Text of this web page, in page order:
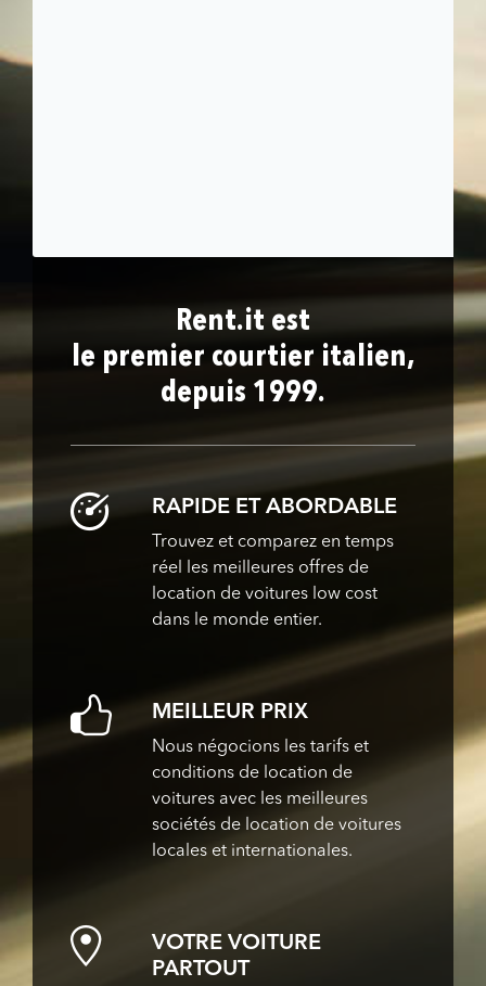
Rent.it est
le premier courtier italien,
depuis 1999.
RAPIDE ET ABORDABLE
Trouvez et comparez en temps
réel les meilleures offres de
location de voitures low cost
dans le monde entier.
MEILLEUR PRIX
Nous négocions les tarifs et
conditions de location de
voitures avec les meilleures
sociétés de location de voitures
locales et internationales.
VOTRE VOITURE
PARTOUT